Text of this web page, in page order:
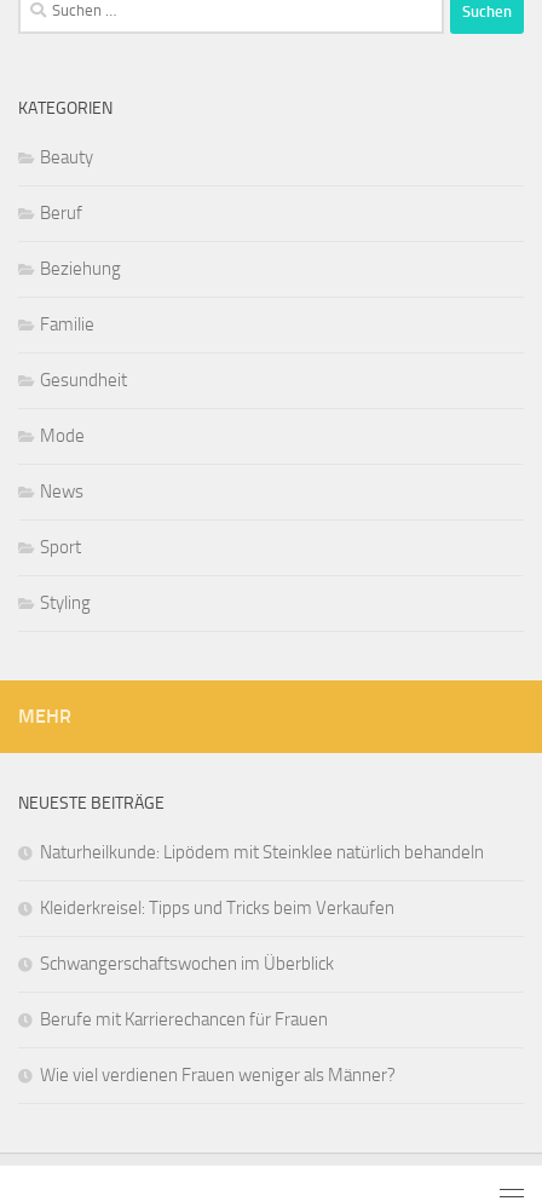
nach:
KATEGORIEN
Beauty
Beruf
Beziehung
Familie
Gesundheit
Mode
News
Sport
Styling
MEHR
NEUESTE BEITRÄGE
Naturheilkunde: Lipödem mit Steinklee natürlich behandeln
Kleiderkreisel: Tipps und Tricks beim Verkaufen
Schwangerschaftswochen im Überblick
Berufe mit Karrierechancen für Frauen
Wie viel verdienen Frauen weniger als Männer?